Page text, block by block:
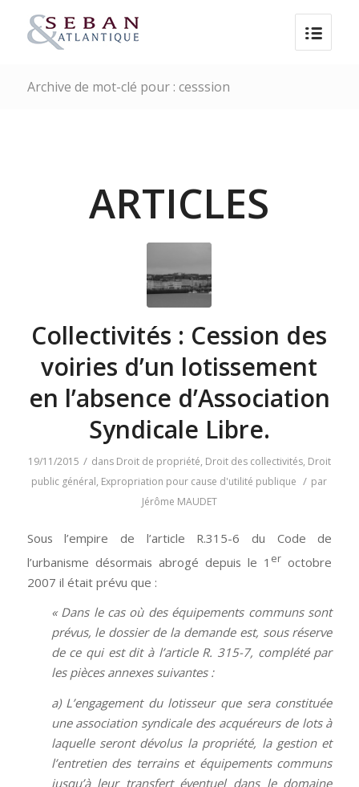
Archive de mot-clé pour : cesssion
ARTICLES
Collectivités : Cession des
voiries d’un lotissement
en l’absence d’Association
Syndicale Libre.
19/11/2015 / dans Droit de propriété, Droit des collectivités, Droit
public général, Expropriation pour cause d'utilité publique / par
Jérôme MAUDET
Sous l’empire de l’article R.315-6 du Code de
l’urbanisme désormais abrogé depuis le 1 er octobre
2007 il était prévu que :
« Dans le cas où des équipements communs sont
prévus, le dossier de la demande est, sous réserve
de ce qui est dit à l’article R. 315-7, complété par
les pièces annexes suivantes :
a) L’engagement du lotisseur que sera constituée
une association syndicale des acquéreurs de lots à
laquelle seront dévolus la propriété, la gestion et
l’entretien des terrains et équipements communs
jusqu’à leur transfert éventuel dans le domaine